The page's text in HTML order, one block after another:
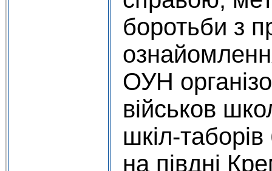
боротьби з
ОУН
військов
шкіл-
на півдні